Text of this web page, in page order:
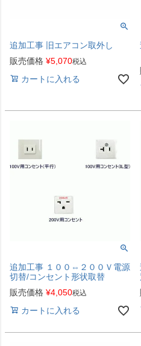
追加工事 旧エアコン取外し
販売価格 ¥5,070税込
カートに入れる
追加工事 １００⇔２００Ｖ電源
切替/コンセント形状取替
販売価格 ¥4,050税込
カートに入れる